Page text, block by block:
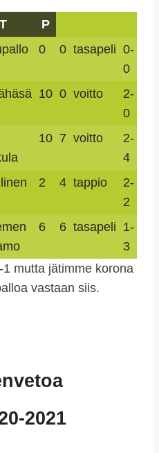
T
P
0 0 tasapeli 0-
0
10 0 voitto
2-
0
10 7 voitto
2-
4
2 4 tappio
2-
2
6 6 tasapeli 1-
3
mutta jätimme korona
vastaan siis.
2021